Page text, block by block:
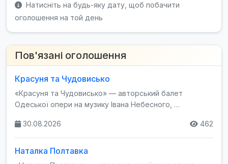
Натисніть на будь-яку дату, щоб побачити
оголошення на той день
Пов'язані оголошення
Красуня та Чудовисько
«Красуня та Чудовисько» — авторський балет
Одеської опери на музику Івана Небесного, …
30.08.2026 462
Наталка Полтавка